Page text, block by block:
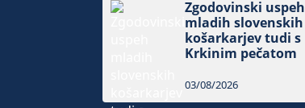
Zgodovinski uspeh
mladih slovenskih
košarkarjev tudi s
Krkinim pečatom
03/08/2026